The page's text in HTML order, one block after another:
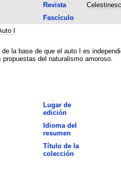
Revista
Fascículo
I
de la base de que el auto I es
propuestas del naturalismo amoroso.
Lugar de
edición
Idioma del
resumen
Título de la
colección